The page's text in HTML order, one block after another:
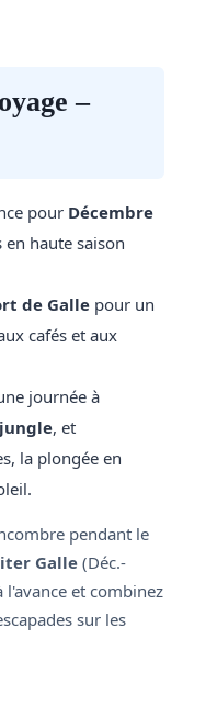
–
pour Décembre
en haute saison
de Galle pour un
cafés et aux
journée à
, et
la plongée en
pendant le
Galle(Déc.-
et combinez
sur les